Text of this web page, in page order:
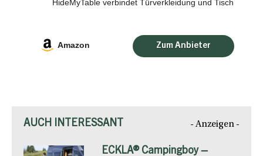
HideMyTable verbindet Türverkleidung und Tisch
Amazon
AUCH INTERESSANT - Anzeigen -
ECKLA® Campingboy –